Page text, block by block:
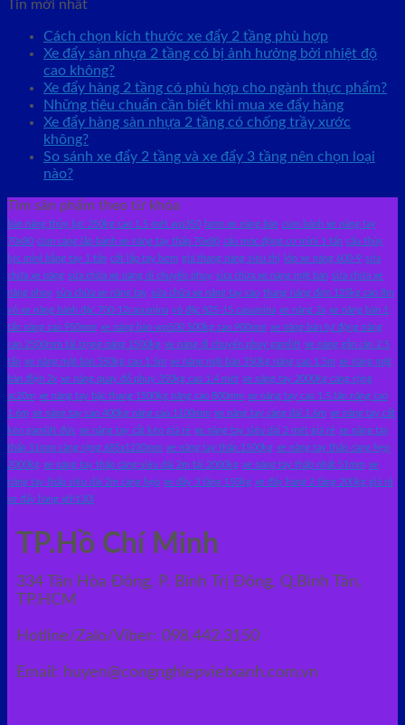
Tin mới nhất
Cách chọn kích thước xe đẩy 2 tầng phù hợp
Xe đẩy sàn nhựa 2 tầng có bị ảnh hưởng bởi nhiệt độ
cao không?
Xe đẩy hàng 2 tầng có phù hợp cho ngành thực phẩm?
Những tiêu chuẩn cần biết khi mua xe đẩy hàng
Xe đẩy hàng sàn nhựa 2 tầng có chống trầy xước
không?
So sánh xe đẩy 2 tầng và xe đẩy 3 tầng nên chọn loại
nào?
Tìm sản phẩm theo từ khóa
bàn nâng thủy lực 350kg cao 1.5 mét wp350 bơm xe nâng bàn cùm bánh xe nâng tay
70x80 cùm càng lắp bánh xe nâng tay thấp 70x80 cẩu móc động cơ mini 1 tấn cẩu thủy
lực mini bằng tay 1 tấn cốt lắp tay bơm giá thang nâng siêu thị lốp xe nâng 600-9 sửa
chữa xe nâng sửa chữa xe nâng di chuyển phuy sửa chữa xe nâng mặt bàn sửa chữa xe
nâng phuy sửa chữa xe nâng tay sửa chữa xe nâng tay cao thang nâng đơn 125kg cao 8m
vỏ xe nâng bánh đặc 700-12casumina vỏ đặc 825-15 casumina xe nâng 2x xe nâng bàn 1
tấn nâng cao 950mm xe nâng bàn wp500 500kg cao 900mm xe nâng bán tự động nâng
cao 2500mm tải trọng nâng 1500kg xe nâng di chuyển phuy gamlift xe nâng gắn cân 2.5
tấn xe nâng mặt bàn 350kg cao 1.5m xe nâng mặt bàn 350kg nâng cao 1.5m xe nâng mặt
bàn điện 2x xe nâng quay đổ phuy 350kg cao 1.4 mét xe nâng tay 2000kg càng rộng
ac20m xe nâng tay bậc thang 1500kg nâng cao 800mm xe nâng tay cao 1.5 tấn nâng cao
1.6m xe nâng tay cao 400kg nâng cao 1100mm xe nâng tay càng dài 1.6m xe nâng tay cắt
kéo gamlift đức xe nâng tay cắt kéo giá rẻ xe nâng tay siêu dài 2 mét giá rẻ xe nâng tay
thấp 51mm càng rộng 685x1220mm xe nâng tay thấp 1500kg xe nâng tay thấp càng hẹp
2000kg xe nâng tay thấp càng siêu dài 2m tải 2000kg xe nâng tay thấp nhất 51mm xe
nâng tay thấp siêu dài 2m càng hẹp xe đẩy 3 tầng 150kg xe đẩy hàng 2 tầng 200kg giá rẻ
xe đẩy hàng xth130l
TP.Hồ Chí Minh
334 Tân Hòa Đông, P. Bình Trị Đông, Q.Bình Tân,
TP.HCM
Hotline/Zalo/Viber: 098.442.3150
Email: huyen@congnghiepvietxanh.com.vn